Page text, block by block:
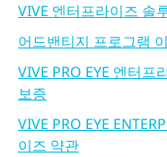
VIVE 엔터프라이즈 솔
어드밴티지 프로그램
VIVE PRO EYE 엔터프
보증
VIVE PRO EYE
이즈 약관